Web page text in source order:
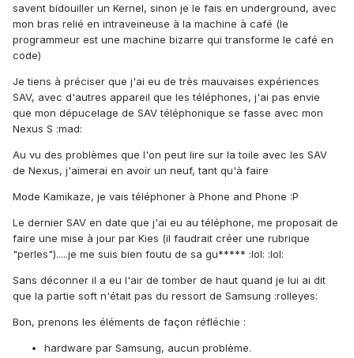
savent bidouiller un Kernel, sinon je le fais en underground, avec
mon bras relié en intraveineuse à la machine à café (le
programmeur est une machine bizarre qui transforme le café en
code)
Je tiens à préciser que j'ai eu de très mauvaises expériences
SAV, avec d'autres appareil que les téléphones, j'ai pas envie
que mon dépucelage de SAV téléphonique se fasse avec mon
Nexus S :mad:
Au vu des problèmes que l'on peut lire sur la toile avec les SAV
de Nexus, j'aimerai en avoir un neuf, tant qu'à faire
Mode Kamikaze, je vais téléphoner à Phone and Phone :P
Le dernier SAV en date que j'ai eu au téléphone, me proposait de
faire une mise à jour par Kies (il faudrait créer une rubrique
"perles").....je me suis bien foutu de sa gu***** :lol: :lol:
Sans déconner il a eu l'air de tomber de haut quand je lui ai dit
que la partie soft n'était pas du ressort de Samsung :rolleyes:
Bon, prenons les éléments de façon réfléchie :
hardware par Samsung, aucun problème.